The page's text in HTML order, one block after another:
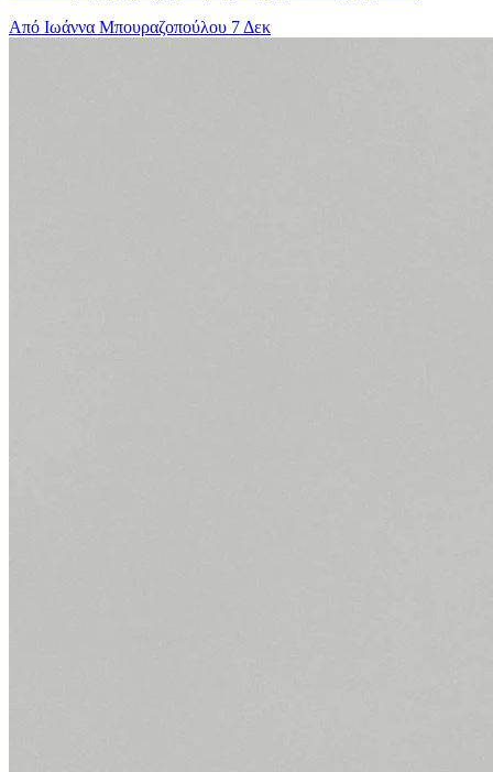
Από Ιωάννα Μπουραζοπούλου 7 Δεκ